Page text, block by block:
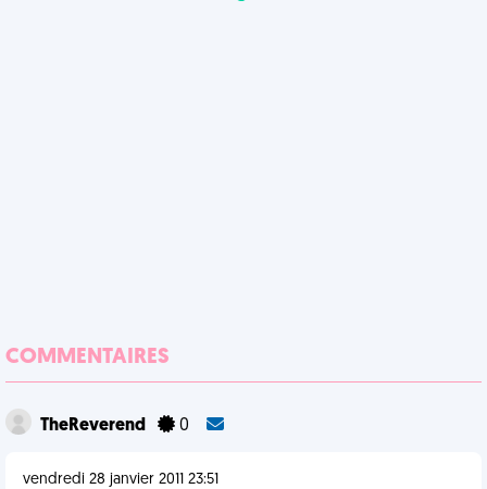
COMMENTAIRES
TheReverend 0
vendredi 28 janvier 2011 23:51